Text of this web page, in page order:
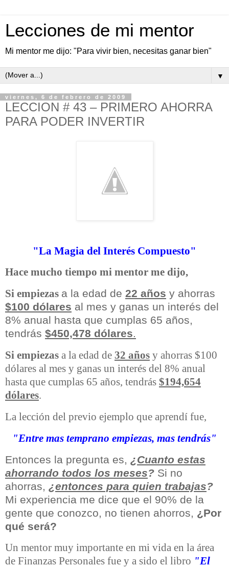
Lecciones de mi mentor
Mi mentor me dijo: "Para vivir bien, necesitas ganar bien"
▼
viernes, 6 de febrero de 2009
LECCION # 43 – PRIMERO AHORRA
PARA PODER INVERTIR
"La Magia del Interés Compuesto"
Hace mucho tiempo mi mentor me dijo,
Si empiezas a la edad de 22 años y ahorras
$100 dólares al mes y ganas un interés del
8% anual hasta que cumplas 65 años,
tendrás $450,478 dólares.
Si empiezas a la edad de 32 años y ahorras $100
dólares al mes y ganas un interés del 8% anual
hasta que cumplas 65 años, tendrás $194,654
dólares.
La lección del previo ejemplo que aprendí fue,
"Entre mas temprano empiezas, mas tendrás"
Entonces la pregunta es, ¿Cuanto estas
ahorrando todos los meses? Si no
ahorras, ¿entonces para quien trabajas?
Mi experiencia me dice que el 90% de la
gente que conozco, no tienen ahorros, ¿Por
qué será?
Un mentor muy importante en mi vida en la área
de Finanzas Personales fue y a sido el libro "El